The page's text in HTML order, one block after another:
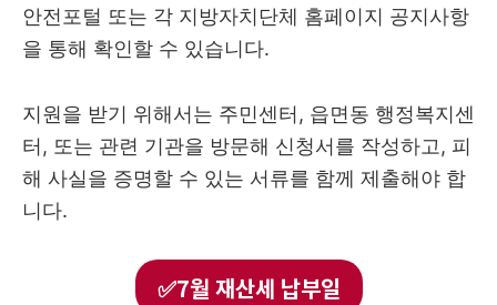
안전포털 또는 각 지방자치단체 홈페이지 공지사항
을 통해 확인할 수 있습니다.
지원을 받기 위해서는 주민센터, 읍면동 행정복지센
터, 또는 관련 기관을 방문해 신청서를 작성하고, 피
해 사실을 증명할 수 있는 서류를 함께 제출해야 합
니다.
✅7월 재산세 납부일